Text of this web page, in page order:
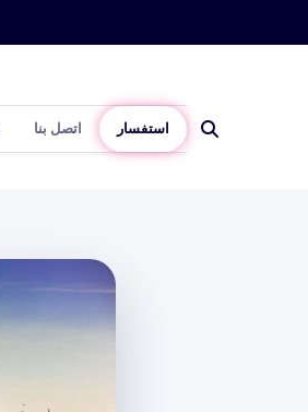
اتصل بنا استفسار